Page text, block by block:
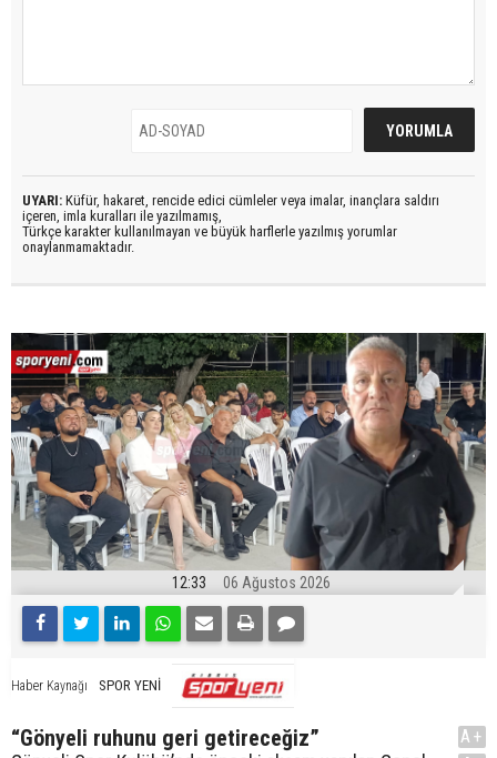
UYARI: Küfür, hakaret, rencide edici cümleler veya imalar, inançlara saldırı
içeren, imla kuralları ile yazılmamış,
Türkçe karakter kullanılmayan ve büyük harflerle yazılmış yorumlar
onaylanmamaktadır.
12:33 06 Ağustos 2026
Haber Kaynağı SPOR YENİ
“Gönyeli ruhunu geri getireceğiz”
A+